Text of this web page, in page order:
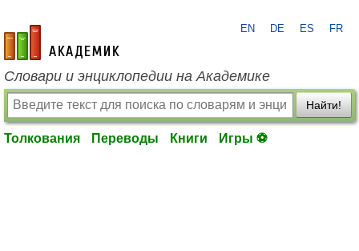
academic.ru
EN DE ES FR
Словари и энциклопедии на Академике
Найти!
Толкования Переводы Книги Игры ⚽